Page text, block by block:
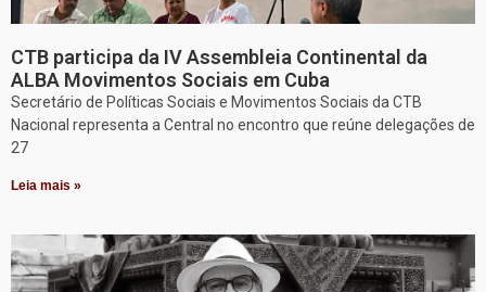
CTB participa da IV Assembleia Continental da
ALBA Movimentos Sociais em Cuba
Secretário de Políticas Sociais e Movimentos Sociais da CTB
Nacional representa a Central no encontro que reúne delegações de
27
Leia mais »